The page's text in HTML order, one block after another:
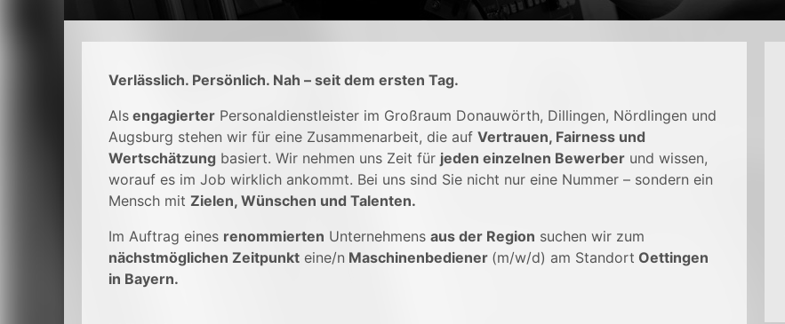
Verlässlich. Persönlich. Nah – seit dem ersten Tag.
Als engagierter Personaldienstleister im Großraum Donauwörth, Dillingen, Nördlingen und
Augsburg stehen wir für eine Zusammenarbeit, die auf Vertrauen, Fairness und
Wertschätzung basiert. Wir nehmen uns Zeit für jeden einzelnen Bewerber und wissen,
worauf es im Job wirklich ankommt. Bei uns sind Sie nicht nur eine Nummer – sondern ein
Mensch mit Zielen, Wünschen und Talenten.
Im Auftrag eines renommierten Unternehmens aus der Region suchen wir zum
nächstmöglichen Zeitpunkt eine/n Maschinenbediener (m/w/d) am Standort Oettingen
in Bayern.